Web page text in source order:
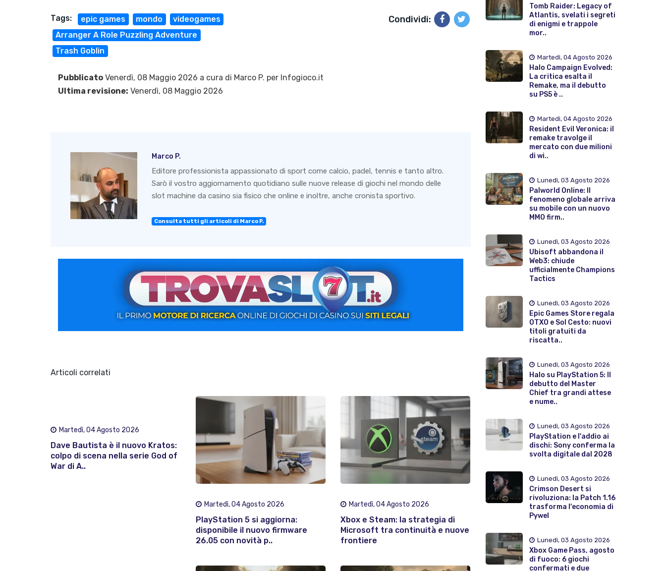
Tags: epic games mondo
videogames
Arranger A Role Puzzling Adventure
Trash Goblin
Condividi:
Pubblicato Venerdì, 08 Maggio 2026 a cura di Marco P. per Infogioco.it
Ultima revisione: Venerdì, 08 Maggio 2026
Marco P.
Editore professionista appassionato di sport come calcio, padel, tennis e tanto altro.
Sarò il vostro aggiornamento quotidiano sulle nuove release di giochi nel mondo delle
slot machine da casino sia fisico che online e inoltre, anche cronista sportivo.
Consulta tutti gli articoli di Marco P.
Articoli correlati
Martedì, 04 Agosto 2026
Dave Bautista è il nuovo Kratos:
colpo di scena nella serie God of
War di A..
Martedì, 04 Agosto 2026
PlayStation 5 si aggiorna:
disponibile il nuovo firmware
26.05 con novità p..
Martedì, 04 Agosto 2026
Xbox e Steam: la strategia di
Microsoft tra continuità e nuove
frontiere
Tomb Raider: Legacy of
Atlantis, svelati i segreti
di enigmi e trappole
mor..
Martedì, 04 Agosto 2026
Halo Campaign Evolved:
La critica esalta il
Remake, ma il debutto
su PS5 è ..
Martedì, 04 Agosto 2026
Resident Evil Veronica: il
remake travolge il
mercato con due milioni
di wi..
Lunedì, 03 Agosto 2026
Palworld Online: Il
fenomeno globale arriva
su mobile con un nuovo
MMO firm..
Lunedì, 03 Agosto 2026
Ubisoft abbandona il
Web3: chiude
ufficialmente Champions
Tactics
Lunedì, 03 Agosto 2026
Epic Games Store regala
OTXO e Sol Cesto: nuovi
titoli gratuiti da
riscatta..
Lunedì, 03 Agosto 2026
Halo su PlayStation 5: Il
debutto del Master
Chief tra grandi attese
e nume..
Lunedì, 03 Agosto 2026
PlayStation e l'addio ai
dischi: Sony conferma la
svolta digitale dal 2028
Lunedì, 03 Agosto 2026
Crimson Desert si
rivoluziona: la Patch 1.16
trasforma l'economia di
Pywel
Lunedì, 03 Agosto 2026
Xbox Game Pass, agosto
di fuoco: 6 giochi
confermati e due